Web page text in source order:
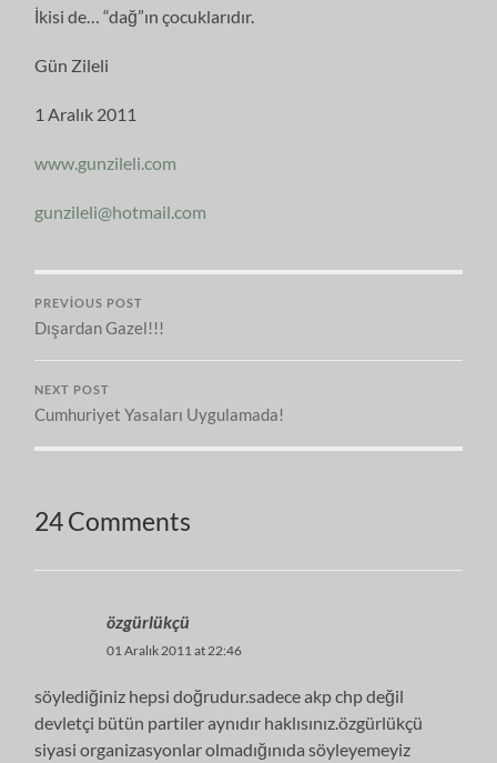
İkisi de… “dağ”ın çocuklarıdır.
Gün Zileli
1 Aralık 2011
www.gunzileli.com
gunzileli@hotmail.com
PREVIOUS POST
Dışardan Gazel!!!
NEXT POST
Cumhuriyet Yasaları Uygulamada!
24 Comments
özgürlükçü
01 Aralık 2011 at 22:46
söylediğiniz hepsi doğrudur.sadece akp chp değil
devletçi bütün partiler aynıdır haklısınız.özgürlükçü
siyasi organizasyonlar olmadığınıda söyleyemeyiz